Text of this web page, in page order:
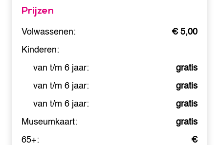
Prijzen
Volwassenen:
€ 5,00
Kinderen:
van t/m 6 jaar:
gratis
van t/m 6 jaar:
gratis
van t/m 6 jaar:
gratis
Museumkaart:
gratis
65+:
€